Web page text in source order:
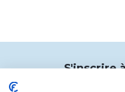
S'inscrire